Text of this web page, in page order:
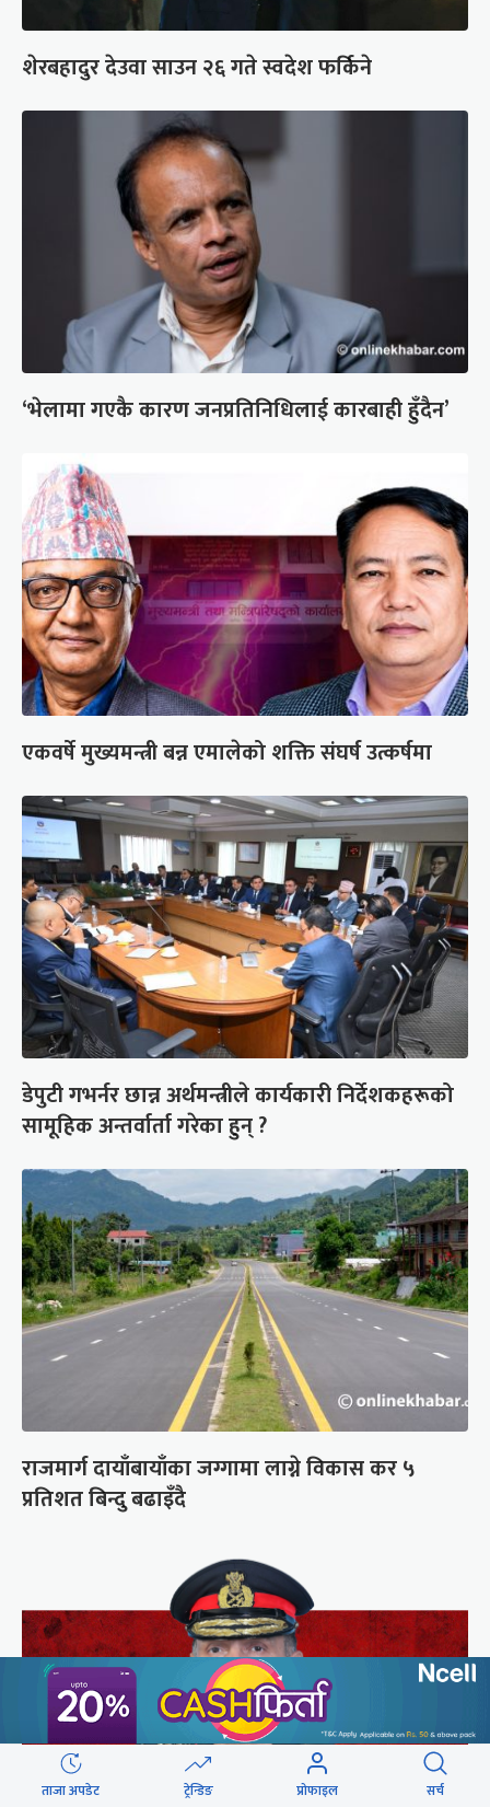
शेरबहादुर देउवा साउन २६ गते स्वदेश फर्किने
‘भेलामा गएकै कारण जनप्रतिनिधिलाई कारबाही हुँदैन’
एकवर्षे मुख्यमन्त्री बन्न एमालेको शक्ति संघर्ष उत्कर्षमा
डेपुटी गभर्नर छान्न अर्थमन्त्रीले कार्यकारी निर्देशकहरूको
सामूहिक अन्तर्वार्ता गरेका हुन् ?
राजमार्ग दायाँबायाँका जग्गामा लाग्ने विकास कर ५
प्रतिशत बिन्दु बढाइँदै
ताजा अपडेट ट्रेन्डिङ प्रोफाइल सर्च